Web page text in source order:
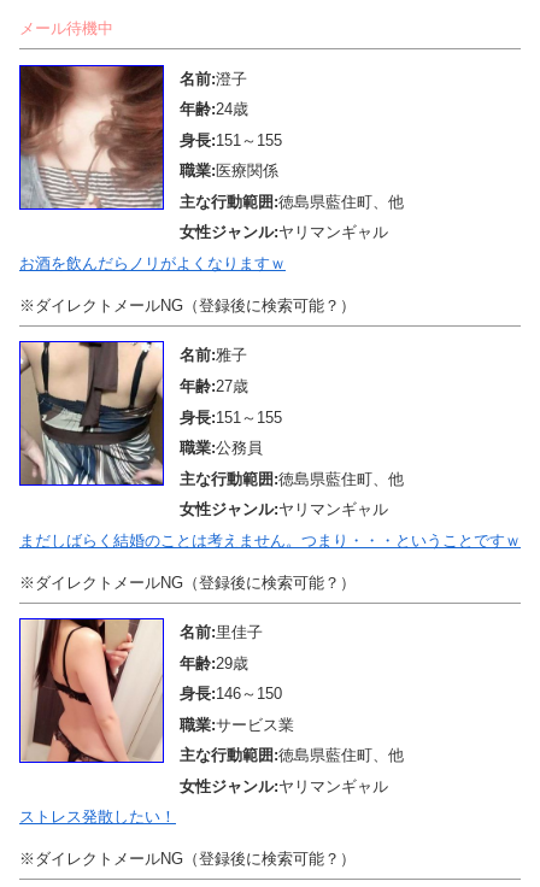
メール待機中
名前:澄子
年齢:24歳
身長:151～155
職業:医療関係
主な行動範囲:徳島県藍住町、他
女性ジャンル:ヤリマンギャル
お酒を飲んだらノリがよくなりますｗ
※ダイレクトメールNG（登録後に検索可能？）
名前:雅子
年齢:27歳
身長:151～155
職業:公務員
主な行動範囲:徳島県藍住町、他
女性ジャンル:ヤリマンギャル
まだしばらく結婚のことは考えません。つまり・・・ということですｗ
※ダイレクトメールNG（登録後に検索可能？）
名前:里佳子
年齢:29歳
身長:146～150
職業:サービス業
主な行動範囲:徳島県藍住町、他
女性ジャンル:ヤリマンギャル
ストレス発散したい！
※ダイレクトメールNG（登録後に検索可能？）